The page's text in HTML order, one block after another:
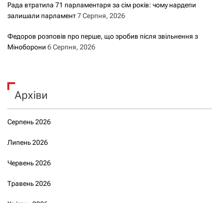
Рада втратила 71 парламентаря за сім років: чому нардепи
залишали парламент7 Серпня, 2026
Федоров розповів про перше, що зробив після звільнення з
Міноборони 6 Серпня, 2026
Архіви
Серпень 2026
Липень 2026
Червень 2026
Травень 2026